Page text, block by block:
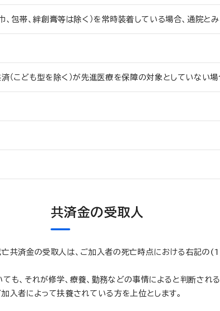
帯、絆創膏等は除く）を常時装着している場合、通院と
ども型を除く）が先進医療を保障の対象としてい
共済金の受取人
亡共済金の受取人は、ご加入者の死亡時点における右記
も、それが修学、療養、勤務などの事情によると判断され
入者によって扶養されている方を上位とします。